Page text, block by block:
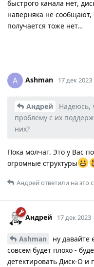
быстрого канала нет,
наверняка не
получается тоже нет…
A Ashman 17 дек 2023
Андрей
Надеюсь,
проблему с их
них?
Пока молчат. Это у Вас
огромные структуры
Андрейответили на это
Андрей 17 дек 2023
Ashman
ну давайте
совсем будет плохо -
детектировать Диск-О и